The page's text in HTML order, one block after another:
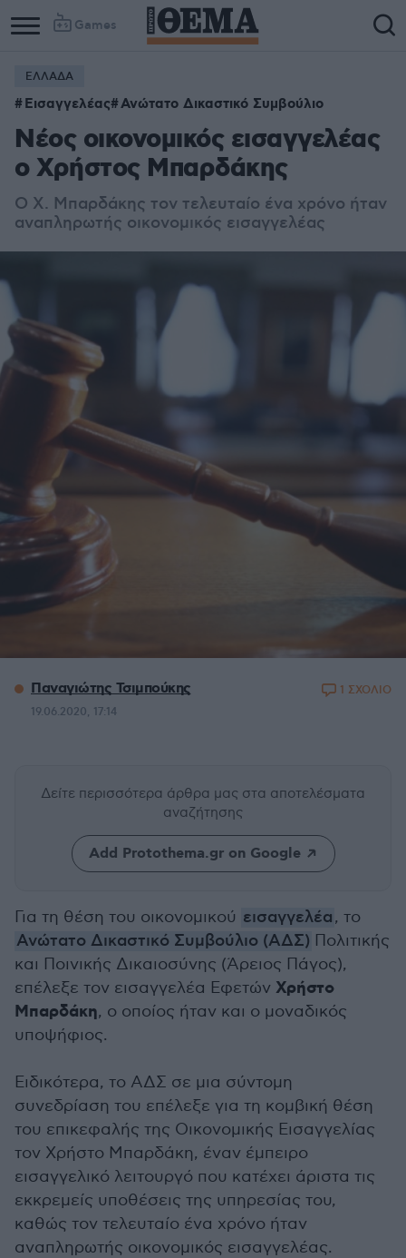
Games
ΕΛΛΑΔΑ
Εισαγγελέας Ανώτατο Δικαστικό Συμβούλιο
Νέος οικονομικός εισαγγελέας
ο Χρήστος Μπαρδάκης
O Χ. Μπαρδάκης τον τελευταίο ένα χρόνο ήταν
αναπληρωτής οικονομικός εισαγγελέας
Παναγιώτης Τσιμπούκης
19.06.2020, 17:14
1 ΣΧΟΛΙΟ
Δείτε περισσότερα άρθρα μας στα αποτελέσματα
αναζήτησης
Add Protothema.gr on Google
Για τη θέση του οικονομικού εισαγγελέα, το
Ανώτατο Δικαστικό Συμβούλιο (ΑΔΣ) Πολιτικής
και Ποινικής Δικαιοσύνης (Άρειος Πάγος),
επέλεξε τον εισαγγελέα Εφετών Χρήστο
Μπαρδάκη, ο οποίος ήταν και ο μοναδικός
υποψήφιος.
Ειδικότερα, το ΑΔΣ σε μια σύντομη
συνεδρίαση του επέλεξε για τη κομβική θέση
του επικεφαλής της Οικονομικής Εισαγγελίας
τον Χρήστο Μπαρδάκη, έναν έμπειρο
εισαγγελικό λειτουργό που κατέχει άριστα τις
εκκρεμείς υποθέσεις της υπηρεσίας του,
καθώς τον τελευταίο ένα χρόνο ήταν
αναπληρωτής οικονομικός εισαγγελέας.